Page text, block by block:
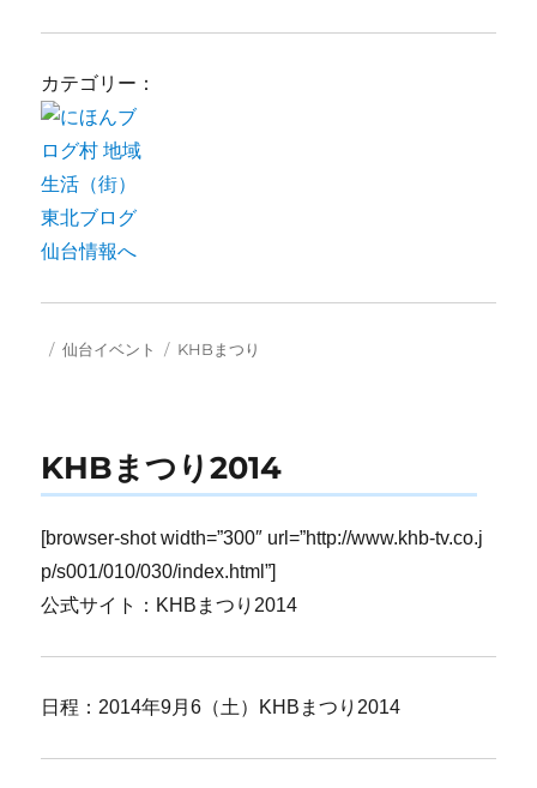
カテゴリー：
投 カ
仙台イベント
タ
KHBまつり
KHBまつり2014
[browser-shot width=”300″ url=”http://www.khb-tv.co.j
p/s001/010/030/index.html”]
公式サイト：KHBまつり2014
日程：2014年9月6（土）KHBまつり2014